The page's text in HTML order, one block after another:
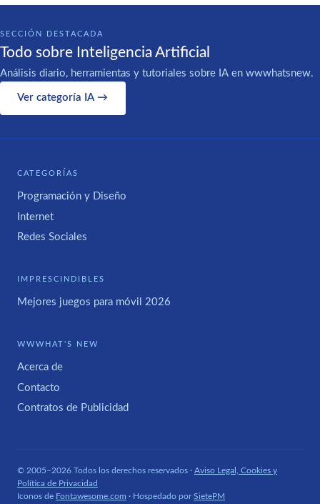
SECCIÓN DESTACADA
Todo sobre Inteligencia Artificial
Análisis diario, herramientas y tutoriales sobre IA en wwwhatsnew.
Ver categoría IA →
CATEGORÍAS
Programación y Diseño
Internet
Redes Sociales
IMPRESCINDIBLES
Mejores juegos para móvil 2026
WWWHAT'S NEW
Acerca de
Contacto
Contratos de Publicidad
© 2005–2026 Todos los derechos reservados · Aviso Legal, Cookies y
Política de Privacidad
Iconos de Fontawesome.com · Hospedado porSietePM